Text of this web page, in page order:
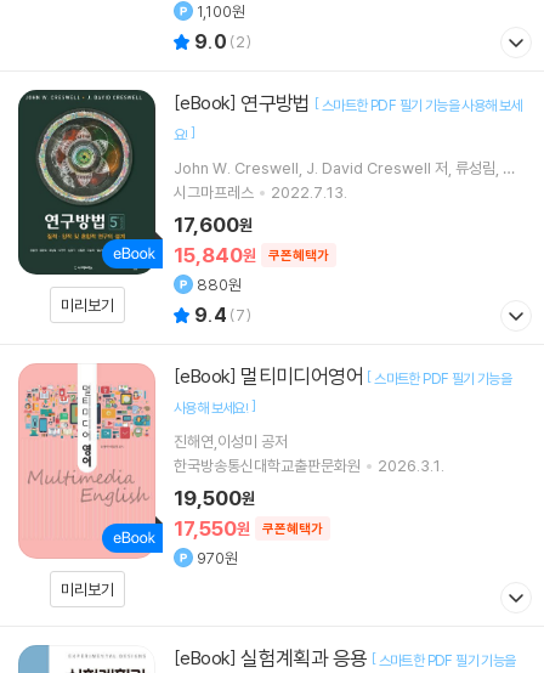
1,100원
9.0 (2)
미리보기
[eBook] 연구방법 [스마트한 PDF 필기 기능을 사용해 보세
요!]
John W. Creswell J. David Creswell 저 류성림 성
용구역 외 9명
시그마프레스 2022.7.13.
15,840원 쿠폰혜택가
17,600원
880원
9.4 (7)
미리보기
[eBook] 멀티미디어영어 [스마트한 PDF 필기 기능을
사용해 보세요!]
진해연,이성미 공저
한국방송통신대학교출판문화원
2026.3.1.
17,550원 쿠폰혜택가
19,500원
970원
[eBook] 실험계획과 응용 [스마트한 PDF 필기 기능을